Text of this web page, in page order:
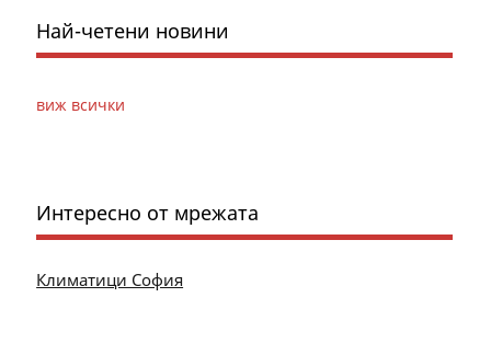
Най-четени новини
виж всички
Интересно от мрежата
Климатици София